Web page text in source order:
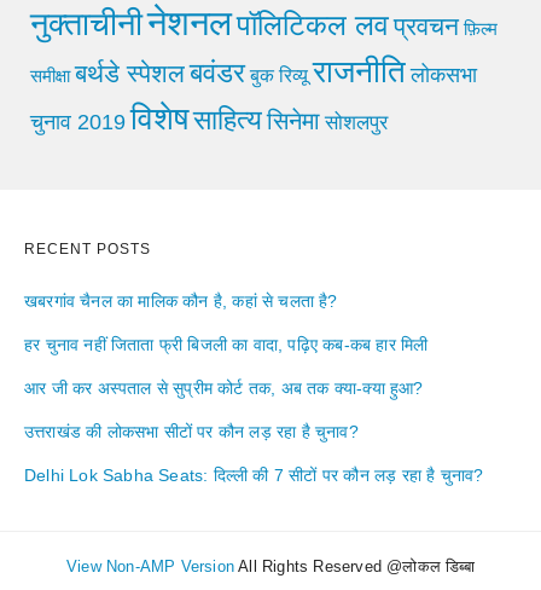
नुक्ताचीनीनेशनलपॉलिटिकल लवप्रवचन फ़िल्म
समीक्षा बर्थडे स्पेशलबवंडर बुक रिव्यू राजनीति लोकसभा
चुनाव 2019 विशेषसाहित्यसिनेमा सोशलपुर
RECENT POSTS
खबरगांव चैनल का मालिक कौन है, कहां से चलता है?
हर चुनाव नहीं जिताता फ्री बिजली का वादा, पढ़िए कब-कब हार मिली
आर जी कर अस्पताल से सुप्रीम कोर्ट तक, अब तक क्या-क्या हुआ?
उत्तराखंड की लोकसभा सीटों पर कौन लड़ रहा है चुनाव?
Delhi Lok Sabha Seats: दिल्ली की 7 सीटों पर कौन लड़ रहा है चुनाव?
View Non-AMP Version All Rights Reserved @लोकल डिब्बा